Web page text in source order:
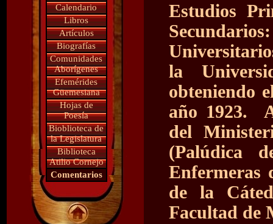
Calendario
Libros
Artículos
Biografías
Comunidades
Aborígenes
Efemérides
Güemesiana
Hojas de
Poesía
Bioblioteca de
la Legislatura
Biblioteca
Atilio Cornejo
Comentarios
Estudios
la
obteniendo
año 1923.
del
(Palúdica
Enfermeras
de la
Facultad de